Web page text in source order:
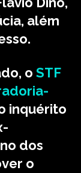
além
o STF
inquérito
dos
o